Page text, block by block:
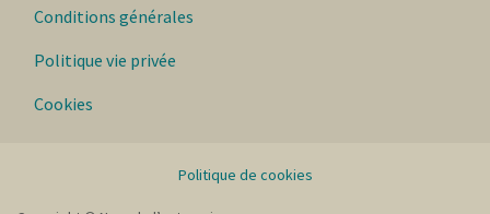
Conditions générales
Politique vie privée
Cookies
Politique de cookies